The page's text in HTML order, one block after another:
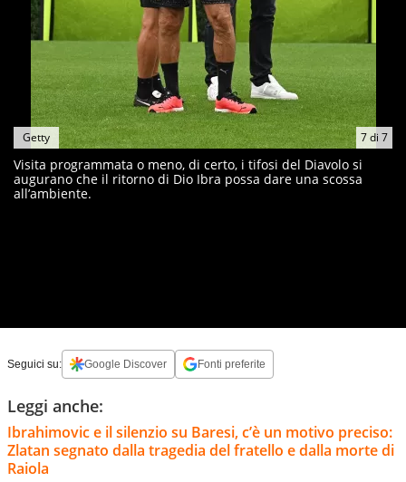
7di 7
Getty
Visita programmata o meno, di certo, i tifosi del Diavolo si
augurano che il ritorno di Dio Ibra possa dare una scossa
all’ambiente.
Seguici su: Google Discover Fonti preferite
Leggi anche:
Ibrahimovic e il silenzio su Baresi, c’è un motivo preciso:
Zlatan segnato dalla tragedia del fratello e dalla morte di
Raiola